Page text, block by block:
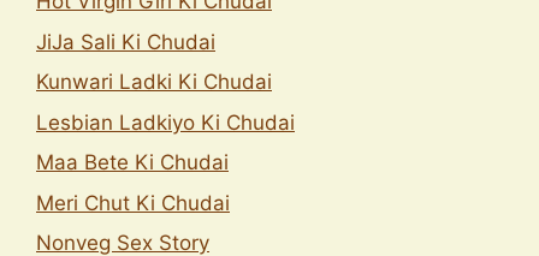
JiJa Sali Ki Chudai
Kunwari Ladki Ki Chudai
Lesbian Ladkiyo Ki Chudai
Maa Bete Ki Chudai
Meri Chut Ki Chudai
Nonveg Sex Story